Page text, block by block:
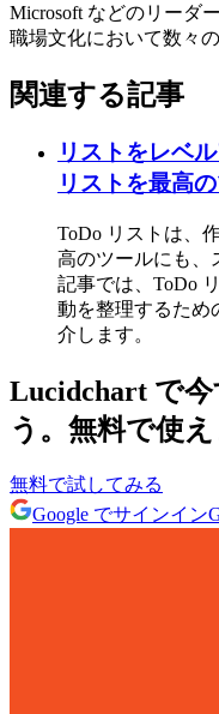
Microsoft などのリーダ
職場文化において数々
関連する記事
リストをレベ
リストを最高
ToDo リストは、
高のツールにも、
記事では、ToDo
動を整理するため
介します。
Lucidchart で
う。無料で使え
無料で試してみる
Google でサインイン